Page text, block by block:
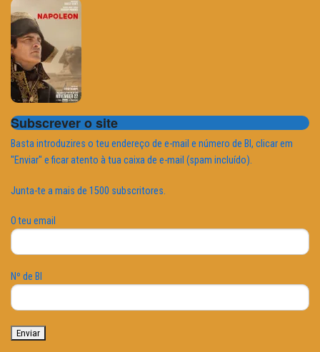
Subscrever o site
Basta introduzires o teu endereço de e-mail e número de BI, clicar em
"Enviar" e ficar atento à tua caixa de e-mail (spam incluído).
Junta-te a mais de 1500 subscritores.
O teu email
Nº de BI